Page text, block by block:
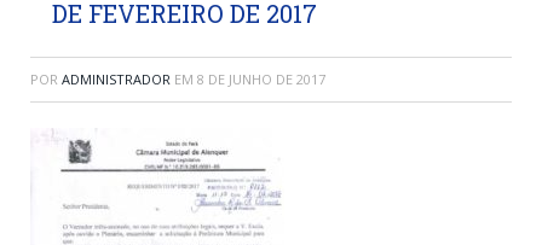
DE FEVEREIRO DE 2017
POR ADMINISTRADOR EM 8 DE JUNHO DE 2017